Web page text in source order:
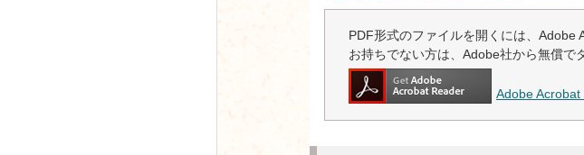
PDF形式のファイルを開くには、Adobe
お持ちでない方は、Adobe社から無償で
Adobe